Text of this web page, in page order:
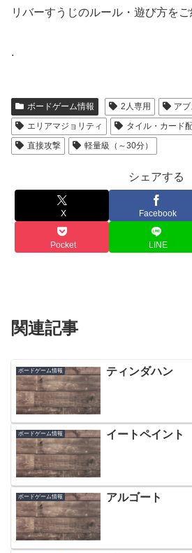
リバーすうじのルール・遊び方をご
.
ボードゲーム情報 2人専用
ア
エリアマジョリティ
タイル・カード
直接攻撃
軽量級（～30分）
シェアする
X Facebook
Pocket LINE
関連記事
ボードゲーム情報 ティンダハン
ボードゲーム情報 イートペイント
ボードゲーム情報 アルゴート